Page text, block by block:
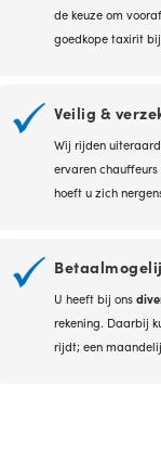
de keuze om
goedkope taxirit bij
Veilig &
Wij rijden
ervaren
hoeft u zich
U heeft bij ons
rekening. Daarbij
rijdt; een